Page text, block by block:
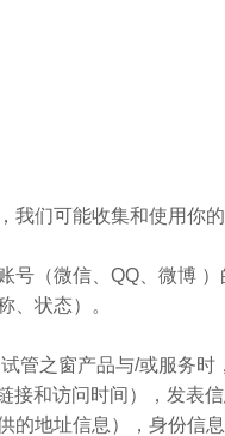
们可能收集和使用你的
（微信、QQ、微博
、状态）。
管之窗产品与/或服务
和访问时间），发表
地址信息），身份信